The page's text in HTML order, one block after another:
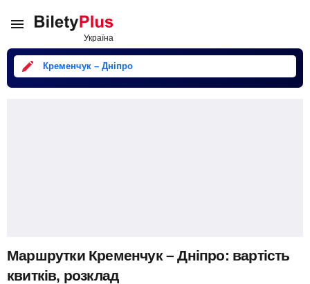
Кременчук – Дніпро
Маршрутки Кременчук – Дніпро: вартість
квитків, розклад